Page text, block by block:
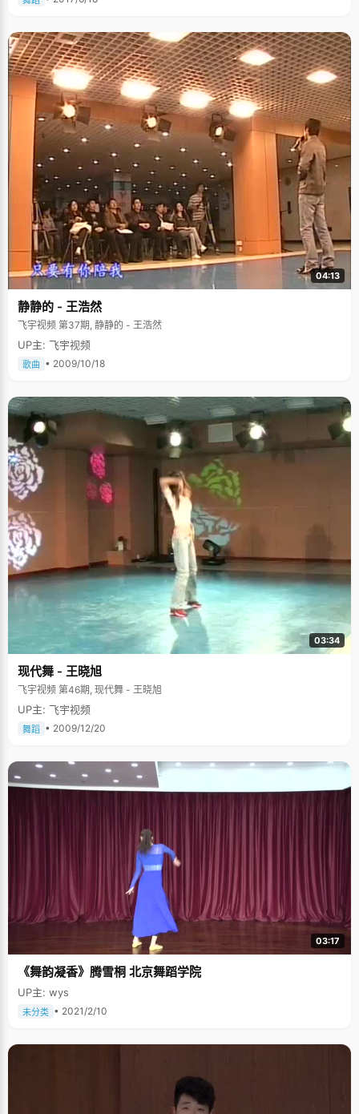
04:13
静静的 - 王浩然
飞宇视频 第37期, 静静的 - 王浩然
UP主: 飞宇视频
歌曲 • 2009/10/18
03:34
现代舞 - 王晓旭
飞宇视频 第46期, 现代舞 - 王晓旭
UP主: 飞宇视频
舞蹈 • 2009/12/20
03:17
《舞韵凝香》腾雪桐 北京舞蹈学院
UP主: wys
未分类 • 2021/2/10